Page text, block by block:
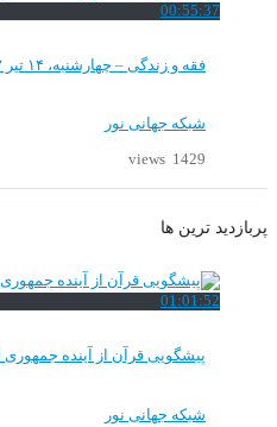
00:55:37
فقه و زندگی – چهارشنبه، ۱۴ تیر ۱۴۰۲
شبکه جهانی نور
1429 views
پربازدید ترین ها
01:01:52
پیشگویی قرآن از آینده جمهوری
شبکه جهانی نور